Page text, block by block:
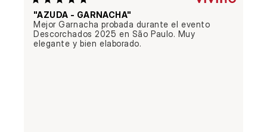
"AZUDA - GARNACHA"
Mejor Garnacha probada durante el evento
Descorchados 2025 en São Paulo. Muy
elegante y bien elaborado.